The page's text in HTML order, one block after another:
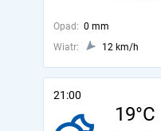
Opad: 0 mm
Wiatr:
12 km/h
21:00
19°C